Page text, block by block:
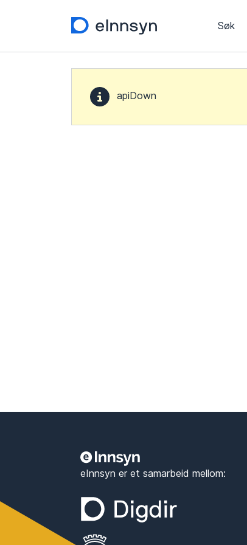
Søk
apiDown
eInnsyn er et samarbeid mellom: